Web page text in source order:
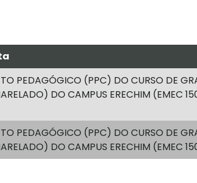
PEDAGÓGICO (PPC) DO CURSO DE
DO CAMPUS ERECHIM
PEDAGÓGICO (PPC) DO CURSO DE
DO CAMPUS ERECHIM (EMEC